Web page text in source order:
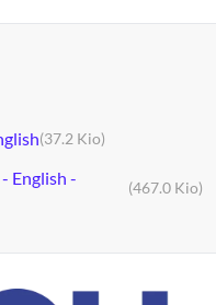
(37.2 Kio)
English -
(467.0 Kio)